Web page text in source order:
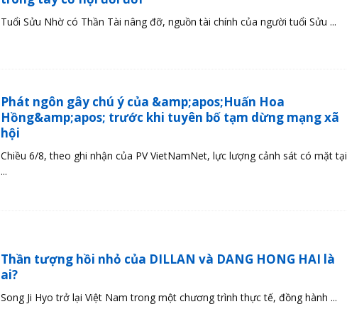
Tuổi Sửu Nhờ có Thần Tài nâng đỡ, nguồn tài chính của người tuổi Sửu ...
Phát ngôn gây chú ý của &amp;apos;Huấn Hoa
Hồng&amp;apos; trước khi tuyên bố tạm dừng mạng xã
hội
Chiều 6/8, theo ghi nhận của PV VietNamNet, lực lượng cảnh sát có mặt tại
...
Thần tượng hồi nhỏ của DILLAN và DANG HONG HAI là
ai?
Song Ji Hyo trở lại Việt Nam trong một chương trình thực tế, đồng hành ...